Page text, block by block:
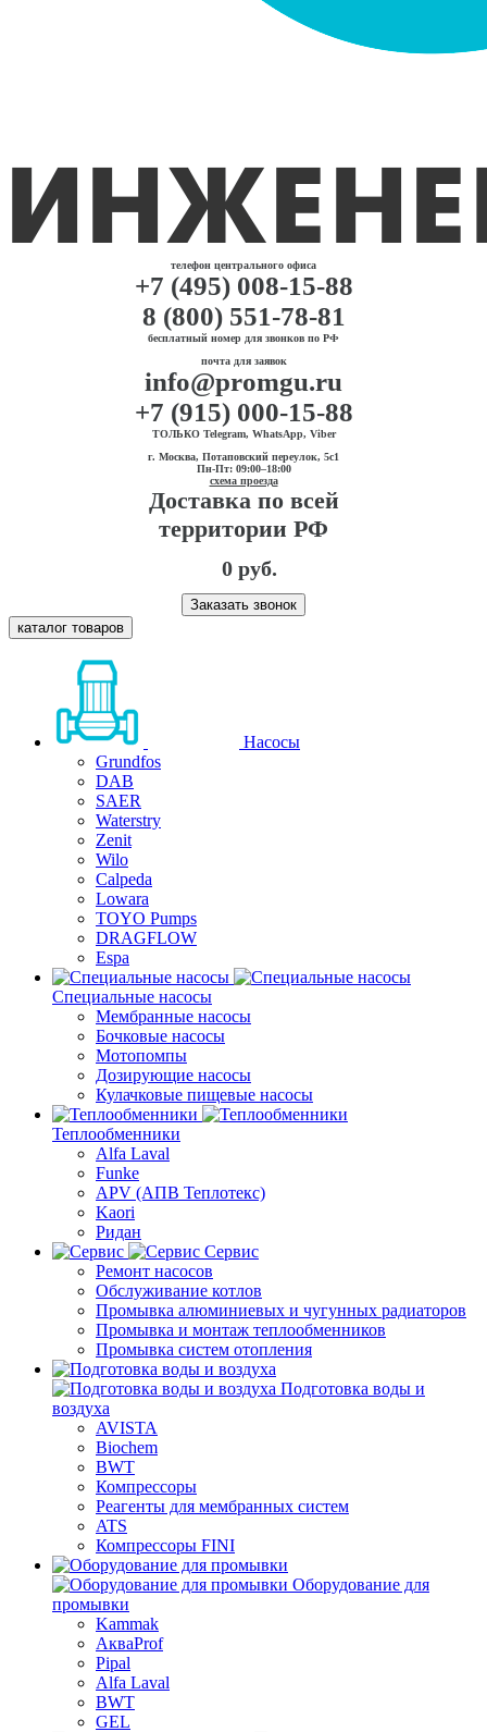
телефон центрального офиса
+7 (495) 008-15-88
8 (800) 551-78-81
бесплатный номер для звонков по РФ
почта для заявок
info@promgu.ru
+7 (915) 000-15-88
ТОЛЬКО Telegram, WhatsApp, Viber
г. Москва, Потаповский переулок, 5с1
Пн-Пт: 09:00–18:00
схема проезда
Доставка по всей
территории РФ
0 руб.
Заказать звонок
каталог товаров
Насосы
Grundfos
DAB
SAER
Waterstry
Zenit
Wilo
Calpeda
Lowara
TOYO Pumps
DRAGFLOW
Espa
Специальные насосы
Мембранные насосы
Бочковые насосы
Мотопомпы
Дозирующие насосы
Кулачковые пищевые насосы
Теплообменники
Alfa Laval
Funke
APV (АПВ Теплотекс)
Kaori
Ридан
Сервис
Ремонт насосов
Обслуживание котлов
Промывка алюминиевых и чугунных радиаторов
Промывка и монтаж теплообменников
Промывка систем отопления
Подготовка воды и
воздуха
AVISTA
Biochem
BWT
Компрессоры
Реагенты для мембранных систем
ATS
Компрессоры FINI
Оборудование для
промывки
Kammak
АкваProf
Pipal
Alfa Laval
BWT
GEL